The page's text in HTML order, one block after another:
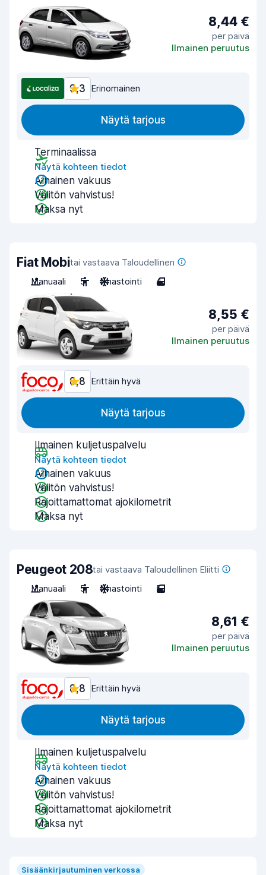
8,44 €
per päivä
Ilmainen peruutus
9,3 Erinomainen
Näytä tarjous
Terminaalissa
Näytä kohteen tiedot
Alhainen vakuus
Välitön vahvistus!
Maksa nyt
Fiat Mobitai vastaava Taloudellinen
Manuaali
5 Ilmastointi 4
8,55 €
per päivä
Ilmainen peruutus
8,8 Erittäin hyvä
Näytä tarjous
Ilmainen kuljetuspalvelu
Näytä kohteen tiedot
Alhainen vakuus
Välitön vahvistus!
Rajoittamattomat ajokilometrit
Maksa nyt
Peugeot 208tai vastaava Taloudellinen Eliitti
Manuaali
5 Ilmastointi 5
8,61 €
per päivä
Ilmainen peruutus
8,8 Erittäin hyvä
Näytä tarjous
Ilmainen kuljetuspalvelu
Näytä kohteen tiedot
Alhainen vakuus
Välitön vahvistus!
Rajoittamattomat ajokilometrit
Maksa nyt
Sisäänkirjautuminen verkossa